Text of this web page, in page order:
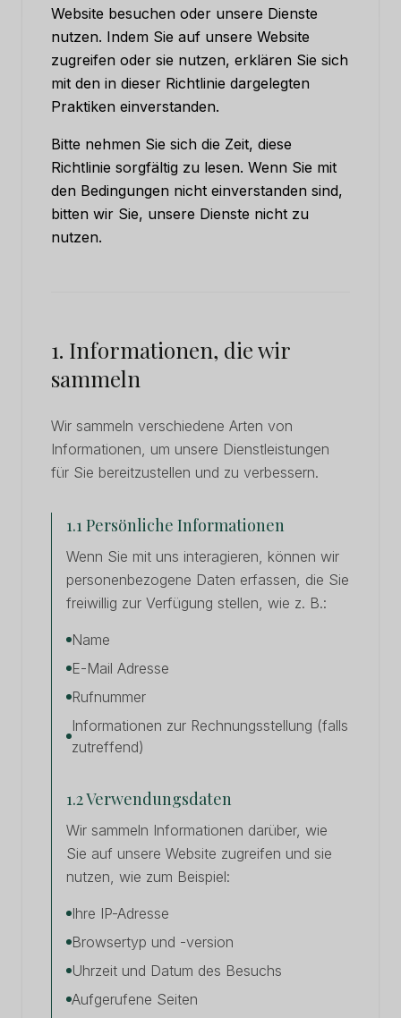
Website besuchen oder unsere Dienste
nutzen. Indem Sie auf unsere Website
zugreifen oder sie nutzen, erklären Sie sich
mit den in dieser Richtlinie dargelegten
Praktiken einverstanden.
Bitte nehmen Sie sich die Zeit, diese
Richtlinie sorgfältig zu lesen. Wenn Sie mit
den Bedingungen nicht einverstanden sind,
bitten wir Sie, unsere Dienste nicht zu
nutzen.
1. Informationen, die wir
sammeln
Wir sammeln verschiedene Arten von
Informationen, um unsere Dienstleistungen
für Sie bereitzustellen und zu verbessern.
1.1 Persönliche Informationen
Wenn Sie mit uns interagieren, können wir
personenbezogene Daten erfassen, die Sie
freiwillig zur Verfügung stellen, wie z. B.:
Name
E-Mail Adresse
Rufnummer
Informationen zur Rechnungsstellung (falls
zutreffend)
1.2 Verwendungsdaten
Wir sammeln Informationen darüber, wie
Sie auf unsere Website zugreifen und sie
nutzen, wie zum Beispiel:
Ihre IP-Adresse
Browsertyp und -version
Uhrzeit und Datum des Besuchs
Aufgerufene Seiten